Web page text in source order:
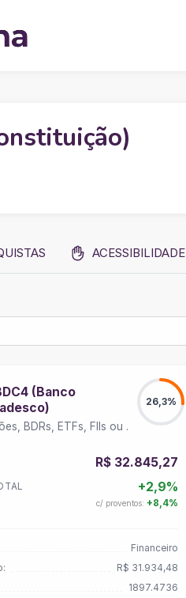
ACESSIBILIDADE
(Banco
Ações, BDRs, ETFs, FIIs ou Units
26,3%
R$ 32.845,27
+2,9%
c/ proventos: +8,4%
Financeiro
R$ 31.934,48
1897.4736